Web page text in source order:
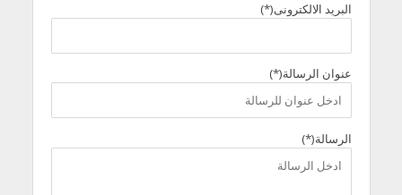
البريد الالكترونى(*)
عنوان الرسالة(*)
الرسالة(*)